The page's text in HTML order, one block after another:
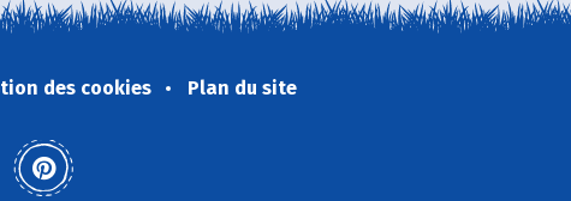
des cookies Plan du site